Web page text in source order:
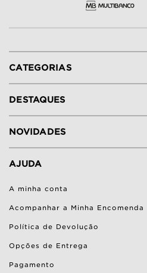
CATEGORIAS
DESTAQUES
NOVIDADES
AJUDA
A minha conta
Acompanhar a Minha Encomenda
Política de Devolução
Opções de Entrega
Pagamento